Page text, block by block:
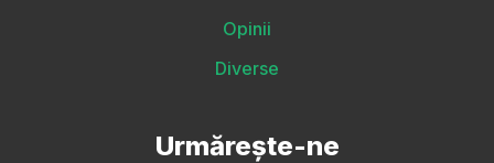
Opinii
Diverse
Urmărește-ne